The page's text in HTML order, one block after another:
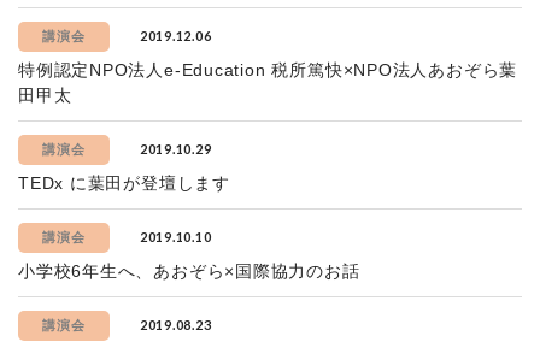
講演会 2019.12.06
特例認定NPO法人e-Education 税所篤快×NPO法人あおぞら葉
田甲太
講演会 2019.10.29
TEDx に葉田が登壇します
講演会 2019.10.10
小学校6年生へ、あおぞら×国際協力のお話
講演会 2019.08.23